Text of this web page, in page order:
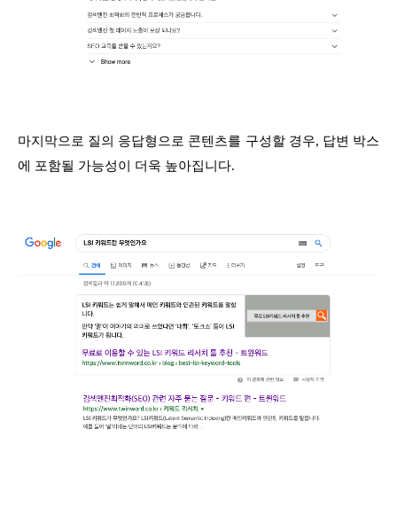
마지막으로 질의 응답형으로 콘텐츠를 구성할 경우, 답변 박스
에 포함될 가능성이 더욱 높아집니다.